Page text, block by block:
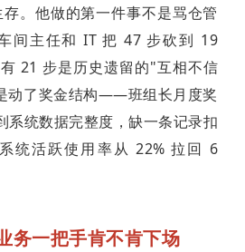
。他做的第一件事不是骂仓管
间主任和 IT 把 47 步砍到 19
21 步是历史遗留的"互相不信
动了奖金结构——班组长月度奖
系统数据完整度，缺一条记录扣
统活跃使用率从 22% 拉回 6
务一把手肯不肯下场